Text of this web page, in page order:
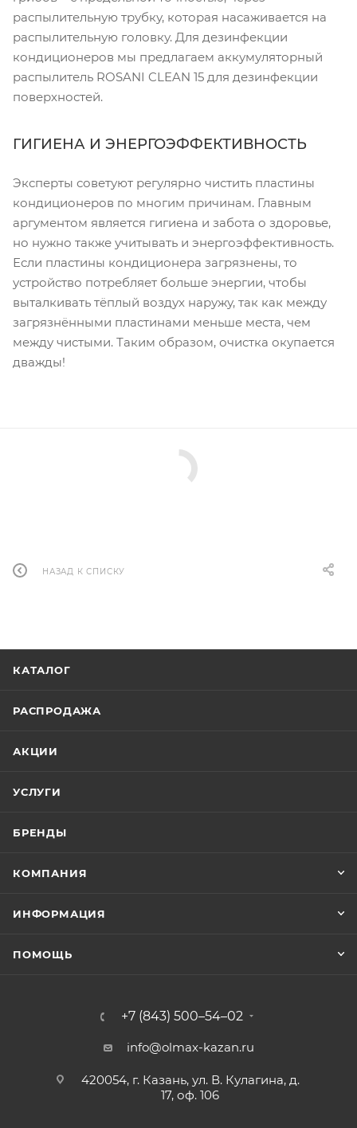
распылительную трубку, которая насаживается на
распылительную головку. Для дезинфекции
кондиционеров мы предлагаем аккумуляторный
распылитель ROSANI CLEAN 15 для дезинфекции
поверхностей.
ГИГИЕНА И ЭНЕРГОЭФФЕКТИВНОСТЬ
Эксперты советуют регулярно чистить пластины
кондиционеров по многим причинам. Главным
аргументом является гигиена и забота о здоровье,
но нужно также учитывать и энергоэффективность.
Если пластины кондиционера загрязнены, то
устройство потребляет больше энергии, чтобы
выталкивать тёплый воздух наружу, так как между
загрязнёнными пластинами меньше места, чем
между чистыми. Таким образом, очистка окупается
дважды!
НАЗАД К СПИСКУ
КАТАЛОГ
РАСПРОДАЖА
АКЦИИ
УСЛУГИ
БРЕНДЫ
КОМПАНИЯ
ИНФОРМАЦИЯ
ПОМОЩЬ
+7 (843) 500–54–02
info@olmax-kazan.ru
420054, г. Казань, ул. В. Кулагина, д.
17, оф. 106